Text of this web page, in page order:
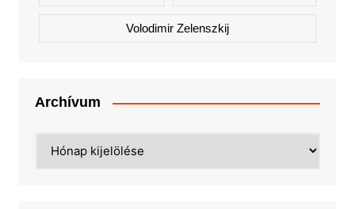
Volodimir Zelenszkij
Archívum